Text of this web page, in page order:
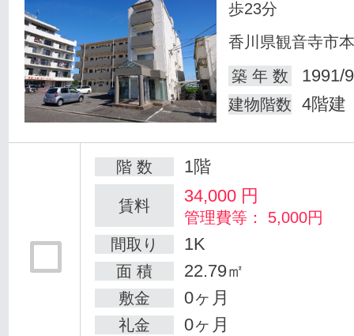
歩23分
香川県観音寺市
築 年 数
1991/
建物階数 4階建
階 数 1階
賃料 34,000 円
管理費等： 5,000円
間取り
1K
面 積 22.79㎡
敷金 0ヶ月
礼金 0ヶ月